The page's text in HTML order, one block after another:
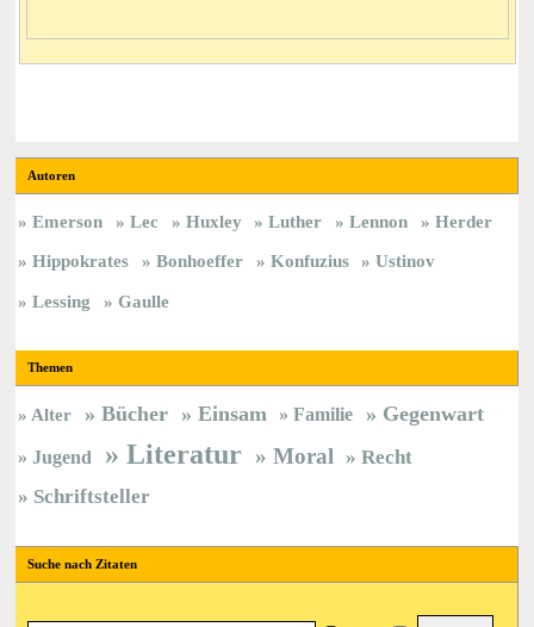
Autoren
Emerson Lec Huxley Luther Lennon
Herder
Hippokrates
Bonhoeffer Konfuzius
Ustinov
Lessing
Gaulle
Themen
Alter Bücher Einsam Familie Gegenwart
Jugend Literatur Moral
Recht
Schriftsteller
Suche nach Zitaten